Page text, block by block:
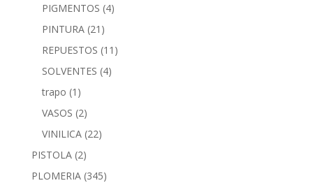
PIGMENTOS (4)
PINTURA (21)
REPUESTOS (11)
SOLVENTES (4)
trapo (1)
VASOS (2)
VINILICA (22)
PISTOLA (2)
PLOMERIA (345)